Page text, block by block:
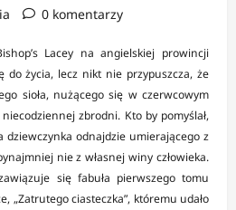
0 komentarzy
Lacey na angielskiej prowincji
do życia, lecz nikt nie przypuszcza, że
sioła, nużącego się w czerwcowym
zbrodni. Kto by pomyślał,
dziewczynka odnajdzie umierającego z
nie z własnej winy człowieka.
się fabuła pierwszego tomu
„Zatrutego ciasteczka”, któremu udało